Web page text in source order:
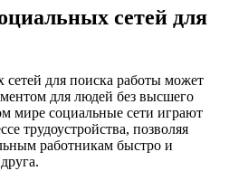
сетей для
для поиска работы может
для людей без высшего
мире социальные сети играют
трудоустройства, позволяя
работникам быстро и